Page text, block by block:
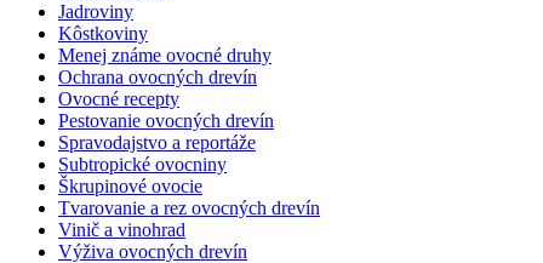
Jadroviny
Kôstkoviny
Menej známe ovocné druhy
Ochrana ovocných drevín
Ovocné recepty
Pestovanie ovocných drevín
Spravodajstvo a reportáže
Subtropické ovocniny
Škrupinové ovocie
Tvarovanie a rez ovocných drevín
Vinič a vinohrad
Výživa ovocných drevín